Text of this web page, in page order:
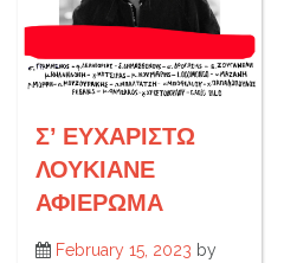
Σ’ ΕΥΧΑΡΙΣΤΩ
ΛΟΥΚΙΑΝΕ
ΑΦΙΕΡΩΜΑ
February 15, 2023 by